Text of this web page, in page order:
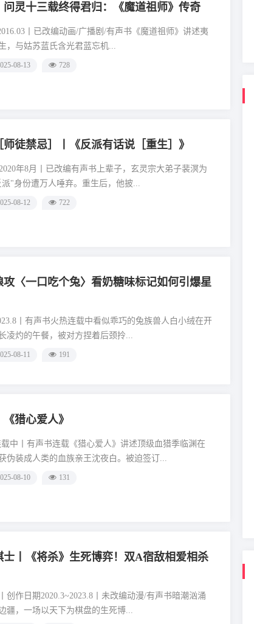
问灵十三载终得君归：《魔道祖师》传奇
丨已改编动画/广播剧/有声书《魔道祖师》讲述夷
，与姑苏蓝氏含光君蓝忘机...
08-13 728
徒禁忌］丨《反派有话说［重生］》
年8月丨已改编有声书上辈子，玄灵宗大弟子裴溟为
"身份遭万人唾弃。重生后，他披...
08-12 722
〈一口吃个兔〉看奶糖味标记如何引爆星
丨有声书火热连载中看似乖巧的兔族兽人白小绒在开
凌灼的午餐，被对方捏着后颈拎...
08-11 191
猎心爱人》
中丨有声书连载《猎心爱人》讲述顶级血猎季临渊在
伪装成人类的血族亲王沈夜白。被迫签订...
08-10 131
丨《将杀》生死博弈！双A宿敌相爱相杀
创作日期2020.3~2023.8丨未改编动漫/有声书暗潮汹涌
疆，一场以天下为棋盘的生死博...